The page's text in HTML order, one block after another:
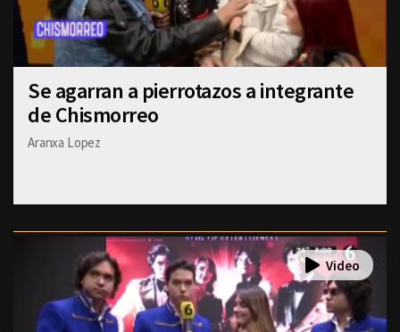
Se agarran a pierrotazos a integrante
de Chismorreo
Aranxa Lopez